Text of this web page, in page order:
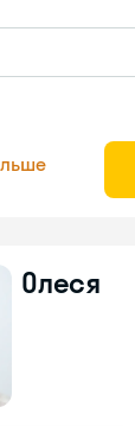
Олеся